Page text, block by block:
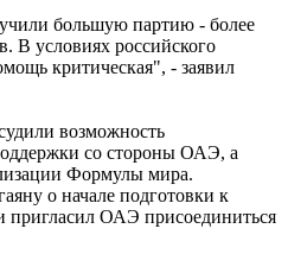
большую партию - более
В условиях российского
критическая", - заявил
возможность
со стороны ОАЭ, а
Формулы мира.
о начале подготовки к
пригласил ОАЭ присоединиться